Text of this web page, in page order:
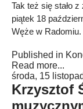
Tak też się stało
piątek 18
Węże w Radomiu.
Published in
Read more...
środa, 15
Krzysztof